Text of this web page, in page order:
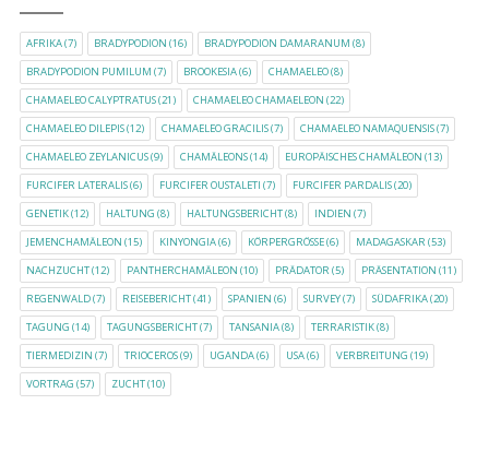
AFRIKA(7) BRADYPODION (16) BRADYPODION DAMARANUM (8)
BRADYPODION PUMILUM (7) BROOKESIA(6) CHAMAELEO(8)
CHAMAELEO CALYPTRATUS(21) CHAMAELEO CHAMAELEON (22)
CHAMAELEO DILEPIS(12) CHAMAELEO GRACILIS(7) CHAMAELEO NAMAQUENSIS(7)
CHAMAELEO ZEYLANICUS(9) CHAMÄLEONS(14) EUROPÄISCHES CHAMÄLEON (13)
FURCIFER LATERALIS(6) FURCIFER OUSTALETI (7) FURCIFER PARDALIS(20)
GENETIK(12) HALTUNG (8) HALTUNGSBERICHT(8) INDIEN (7)
JEMENCHAMÄLEON (15) KINYONGIA(6) KÖRPERGRÖSSE (6) MADAGASKAR(53)
NACHZUCHT(12) PANTHERCHAMÄLEON (10) PRÄDATOR(5) PRÄSENTATION (11)
REGENWALD(7) REISEBERICHT(41) SPANIEN (6) SURVEY(7) SÜDAFRIKA(20)
TAGUNG (14) TAGUNGSBERICHT(7) TANSANIA(8) TERRARISTIK(8)
TIERMEDIZIN (7) TRIOCEROS(9) UGANDA(6) USA(6) VERBREITUNG (19)
VORTRAG (57) ZUCHT(10)